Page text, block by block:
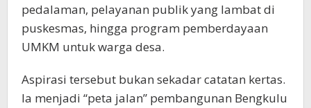
pedalaman, pelayanan publik yang lambat di
puskesmas, hingga program pemberdayaan
UMKM untuk warga desa.
Aspirasi tersebut bukan sekadar catatan kertas.
Ia menjadi “peta jalan” pembangunan Bengkulu